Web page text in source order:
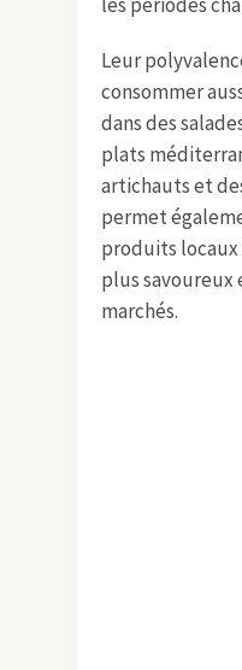
Leur
consommer
dans des
plats
artichauts et
permet
produits locaux
plus savoureux
marchés.